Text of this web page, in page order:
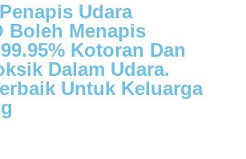
Udara
Boleh Menapis
Kotoran Dan
Dalam Udara.
Untuk Keluarga